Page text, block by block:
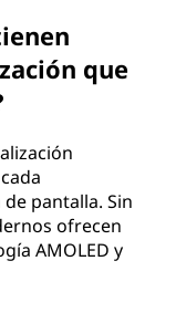
que
pantalla. Sin
ofrecen
AMOLED y